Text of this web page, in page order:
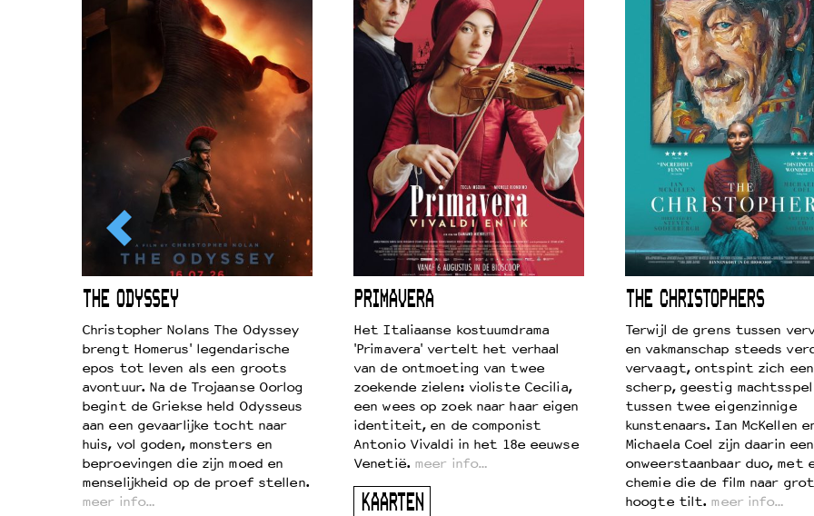
THE ODYSSEY
Christopher Nolans The Odyssey
brengt Homerus' legendarische
epos tot leven als een groots
avontuur. Na de Trojaanse Oorlog
begint de Griekse held Odysseus
aan een gevaarlijke tocht naar
huis, vol goden, monsters en
beproevingen die zijn moed en
menselijkheid op de proef stellen.
meer info…
PRIMAVERA
Het Italiaanse kostuumdrama
'Primavera' vertelt het verhaal
van de ontmoeting van twee
zoekende zielen: violiste Cecilia,
een wees op zoek naar haar eigen
identiteit, en de componist
Antonio Vivaldi in het 18e eeuwse
Venetië. meer info…
KAARTEN
THE CHRISTOPHERS
Terwijl de grens tussen
en vakmanschap steeds
vervaagt, ontspint zich een
scherp, geestig machtsspel
tussen twee eigenzinnige
kunstenaars. Ian McKellen
Michaela Coel zijn daarin een
onweerstaanbaar duo, met
chemie die de film naar
hoogte tilt. meer info…